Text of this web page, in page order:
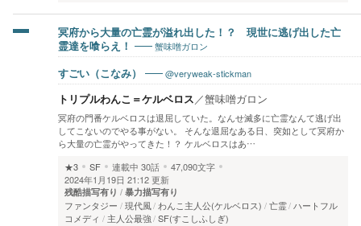
冥府から大量の亡霊が溢れ出した！？ 現世に逃げ出した亡
霊達を喰らえ！
蟹味噌ガロン
すごい（こなみ） @veryweak-stickman
トリプルわんこ＝ケルベロス／蟹味噌ガロン
冥府の門番ケルベロスは退屈していた。なんせ滅多に亡霊なんて逃げ出
してこないのでやる事がない。 そんな退屈なある日、突如として冥府か
ら大量の亡霊がやってきた！？ ケルベロスはあ…
★3
SF 連載中 30話
47,090文字
2024年1月19日 21:12 更新
残酷描写有り 暴力描写有り
ファンタジー 現代風 わんこ主人公(ケルベロス) 亡霊 ハートフル
コメディ
主人公最強 SF(すこしふしぎ)